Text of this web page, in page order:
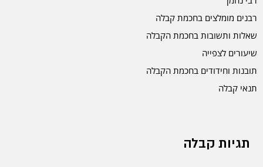
רבנים מומלצים בחכמת קבלה
שאלות ותשובות בחכמת הקבלה
שיעורים לצפייה
תובנות וחידודים בחכמת הקבלה
תנאי קבלה
תגיות קבלה